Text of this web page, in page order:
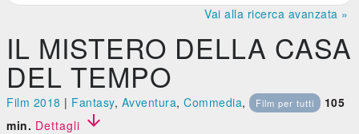
Vai alla ricerca avanzata »
IL MISTERO DELLA CASA
DEL TEMPO
Film 2018 | Fantasy, Avventura,Commedia, Film per tutti
105
min. Dettagli 